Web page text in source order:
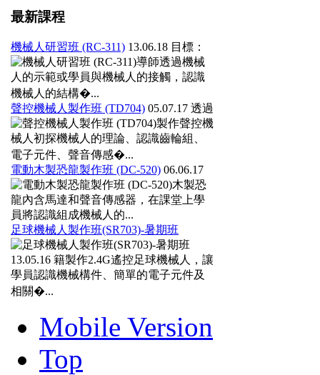
最新課程
機械人研習班 (RC-311) 13.06.18 目標：
導師透過機械
人的示範或學員與機械人的接觸，認識
機械人的結構�...
聲控機械人製作班 (TD704) 05.07.17 透過
製作聲控機
械人初探機械人的理論、認識齒輪組、
電子元件、聲音傳感�...
電動木製恐龍製作班 (DC-520) 06.06.17
木製恐
龍內含馬達和聲音傳感器，在課堂上學
員將認識組成機械人的...
足球機械人製作班(SR703)-暑期班
13.05.16 籍製作2.4G遙控足球機械人，讓
學員認識機械構件、簡單的電子元件及
相關�...
Mobile Version
Top